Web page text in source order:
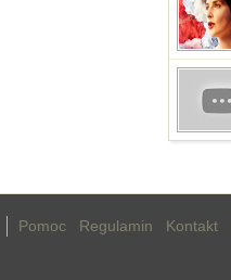
Pomoc Regulamin Kontakt